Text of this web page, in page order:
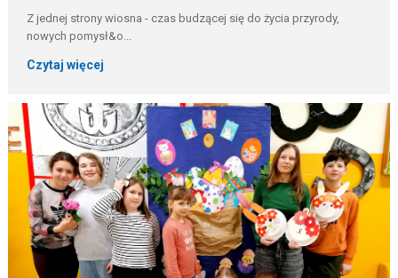
Z jednej strony wiosna - czas budzącej się do życia przyrody,
nowych pomysł&o...
Czytaj więcej